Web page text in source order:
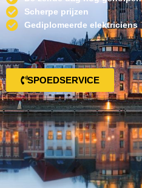
Scherpe prijzen
Gediplomeerde elektriciens
SPOEDSERVICE